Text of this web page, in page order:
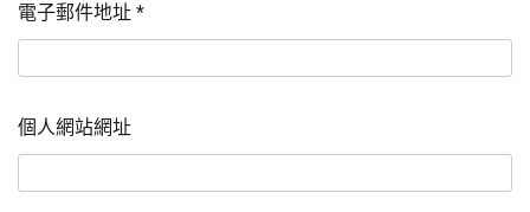
電子郵件地址 *
個人網站網址